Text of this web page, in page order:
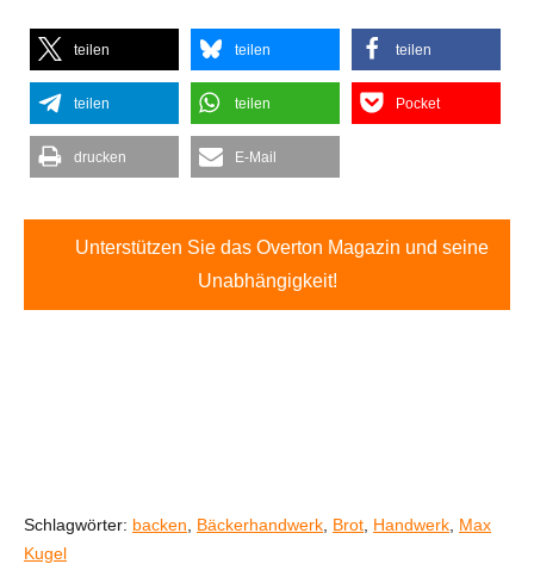
teilen teilen teilen
teilen teilen Pocket
drucken E-Mail
Unterstützen Sie das Overton Magazin und seine
Unabhängigkeit!
Schlagwörter: backen Bäckerhandwerk Brot Handwerk Max
Kugel